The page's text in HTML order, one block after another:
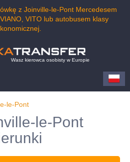
z Joinville-le-Pont Mercedesem
VITO lub autobusem klasy
Wasz kierowca osobisty w Europie
le-Pont
le-Pont